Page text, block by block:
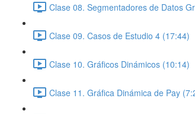
Clase 08. Segmentadores de Datos
Clase 09. Casos de Estudio 4 (17:44)
Clase 10. Gráficos Dinámicos (10:14)
Clase 11. Gráfica Dinámica de Pay